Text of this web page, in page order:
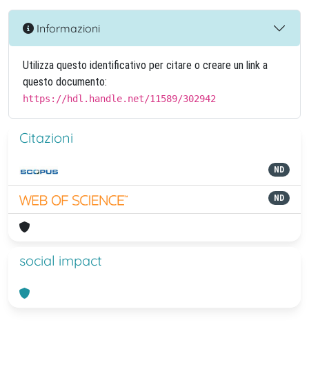
Informazioni
Utilizza questo identificativo per citare o creare un link a
questo documento:
https://hdl.handle.net/11589/302942
Citazioni
ND
ND
social impact